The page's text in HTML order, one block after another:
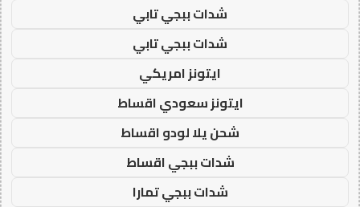
شدات ببجي تابي
شدات ببجي تابي
ايتونز امريكي
ايتونز سعودي اقساط
شحن يلا لودو اقساط
شدات ببجي اقساط
شدات ببجي تمارا